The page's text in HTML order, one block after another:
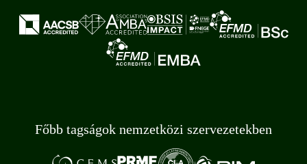
Főbb tagságok nemzetközi szervezetekben